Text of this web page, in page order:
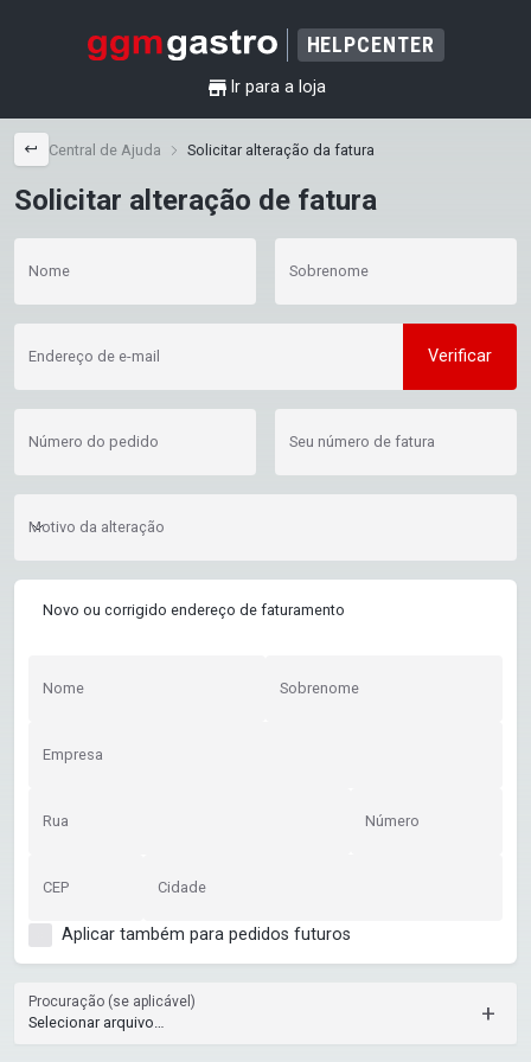
HELPCENTER
shop Ir para a loja
back Central de Ajuda Solicitar alteração da fatura
Solicitar alteração de fatura
Nome Sobrenome
Endereço de e-mail Verificar
Número do pedido Seu número de fatura
Motivo da alteração
Novo ou corrigido endereço de faturamento
Nome Sobrenome
Empresa
Rua Número
CEP Cidade
Aplicar também para pedidos futuros
Procuração (se aplicável)
Selecionar arquivo… +